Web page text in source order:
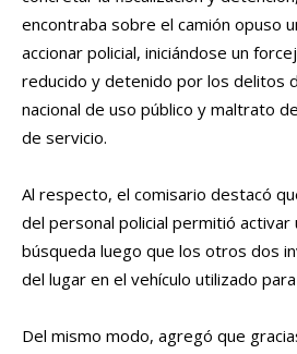
encontraba sobre el camión opuso
accionar policial, iniciándose un
reducido y detenido por los delitos
nacional de uso público y maltrato
de servicio.
Al respecto, el comisario destacó
del personal policial permitió
búsqueda luego que los otros dos
del lugar en el vehículo utilizado
Del mismo modo, agregó que